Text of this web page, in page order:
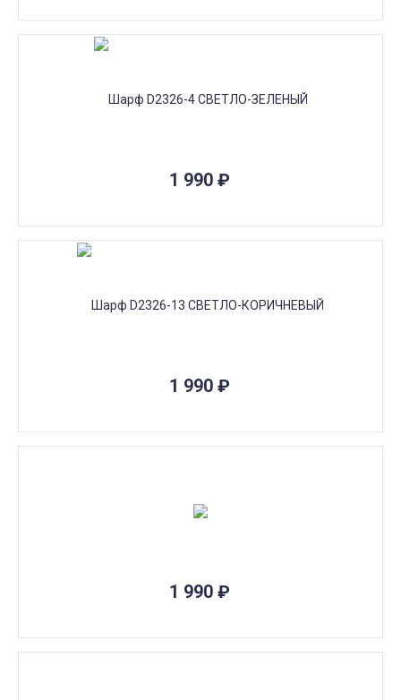
1 990 ₽
1 990 ₽
1 990 ₽